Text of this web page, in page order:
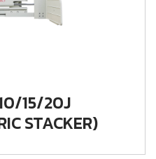
15/20J
STACKER)